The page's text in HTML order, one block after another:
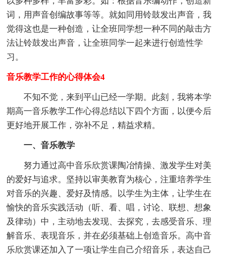
词，用声音创编故事等等。就如同用铃鼓发出声音，我
觉得这也是一种创造，让全班同学想一种不同的敲击方
法让铃鼓发出声音，让全班同学一起来进行创造性学
习。
音乐教学工作的心得体会4
不知不觉，来到平山已经一学期。此刻，我将本学
期高一音乐教学工作心得总结以下四个方面，以便今后
更好地开展工作，弥补不足，精益求精。
一、音乐教学
努力通过高中音乐欣赏课陶冶情操、激发学生对美
的爱好与追求。坚持以审美教育为核心，注重培养学生
对音乐的兴趣、爱好及情感。以学生为主体，让学生在
愉快的音乐实践活动（听、看、唱，讨论、联想、想象
及律动）中，主动地去发现、去探究，去感受音乐、理
解音乐、表现音乐，并在必须基础上创造音乐。高中音
乐欣赏课还加入了一项让学生自己介绍音乐，表达自己